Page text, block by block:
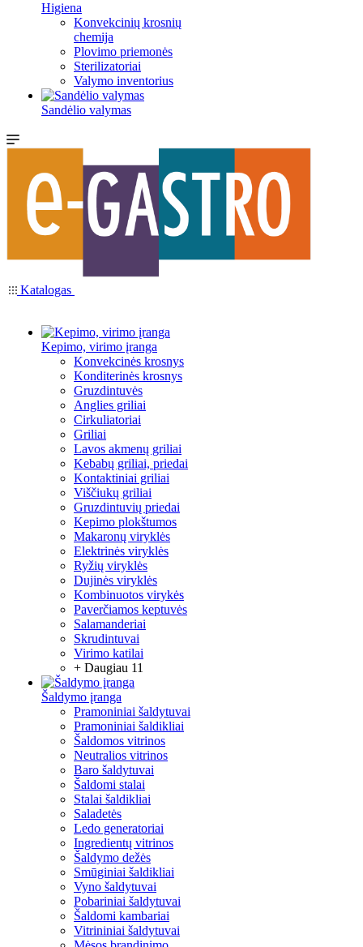
Higiena
Konvekcinių krosnių
chemija
Plovimo priemonės
Sterilizatoriai
Valymo inventorius
Sandėlio valymas
Katalogas
Kepimo, virimo įranga
Konvekcinės krosnys
Konditerinės krosnys
Gruzdintuvės
Anglies griliai
Cirkuliatoriai
Griliai
Lavos akmenų griliai
Kebabų griliai, priedai
Kontaktiniai griliai
Viščiukų griliai
Gruzdintuvių priedai
Kepimo plokštumos
Makaronų viryklės
Elektrinės viryklės
Ryžių viryklės
Dujinės viryklės
Kombinuotos virykės
Paverčiamos keptuvės
Salamanderiai
Skrudintuvai
Virimo katilai
+ Daugiau 11
Šaldymo įranga
Pramoniniai šaldytuvai
Pramoniniai šaldikliai
Šaldomos vitrinos
Neutralios vitrinos
Baro šaldytuvai
Šaldomi stalai
Stalai šaldikliai
Saladetės
Ledo generatoriai
Ingredientų vitrinos
Šaldymo dežės
Smūginiai šaldikliai
Vyno šaldytuvai
Pobariniai šaldytuvai
Šaldomi kambariai
Vitrininiai šaldytuvai